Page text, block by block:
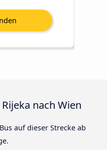
nach Wien
auf dieser Strecke ab